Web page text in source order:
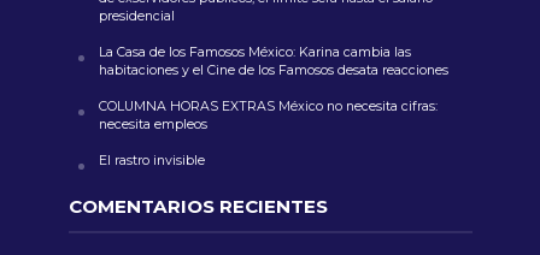
presidencial
La Casa de los Famosos México: Karina cambia las
habitaciones y el Cine de los Famosos desata reacciones
COLUMNA HORAS EXTRAS México no necesita cifras:
necesita empleos
El rastro invisible
COMENTARIOS RECIENTES